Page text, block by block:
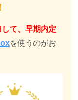
して、早期内定
を使うのがお